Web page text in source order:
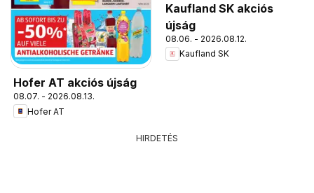
Hofer AT akciós újság
08.07. - 2026.08.13.
Hofer AT
Kaufland SK akciós
újság
08.06. - 2026.08.12.
Kaufland SK
HIRDETÉS